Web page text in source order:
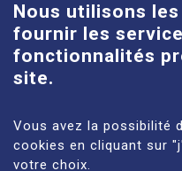
Site Louise-Michel
61 route de
En savoir plus
Nous utilisons
fournir les
fonctionnalités
site.
Vous avez la possibilité
cookies en cliquant sur
votre choix.